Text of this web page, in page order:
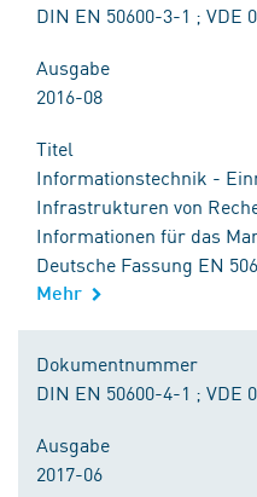
DIN EN 50600-3-1 ; VDE
Ausgabe
2016-08
Titel
Informationstechnik -
Infrastrukturen von
Informationen für das
Deutsche Fassung EN
Mehr
Dokumentnummer
DIN EN 50600-4-1 ; VDE
Ausgabe
2017-06